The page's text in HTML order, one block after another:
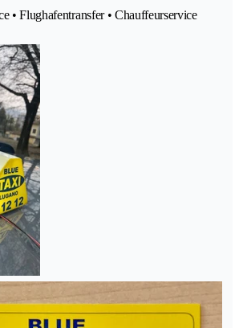
• Flughafentransfer • Chauffeurservice